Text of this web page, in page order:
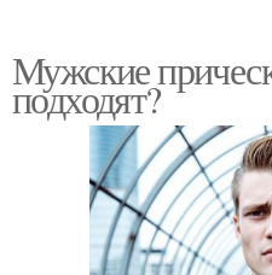
Мужские
подходят?